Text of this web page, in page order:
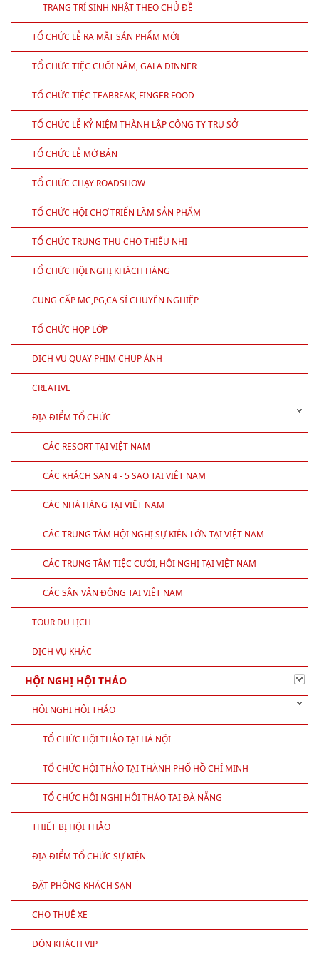
TRANG TRÍ SINH NHẬT THEO CHỦ ĐỀ
TỔ CHỨC LỄ RA MẮT SẢN PHẨM MỚI
TỔ CHỨC TIỆC CUỐI NĂM, GALA DINNER
TỔ CHỨC TIỆC TEABREAK, FINGER FOOD
TỔ CHỨC LỄ KỶ NIỆM THÀNH LẬP CÔNG TY TRỤ SỞ
TỔ CHỨC LỄ MỞ BÁN
TỔ CHỨC CHẠY ROADSHOW
TỔ CHỨC HỘI CHỢ TRIỂN LÃM SẢN PHẨM
TỔ CHỨC TRUNG THU CHO THIẾU NHI
TỔ CHỨC HỘI NGHỊ KHÁCH HÀNG
CUNG CẤP MC,PG,CA SĨ CHUYÊN NGHIỆP
TỔ CHỨC HỌP LỚP
DỊCH VỤ QUAY PHIM CHỤP ẢNH
CREATIVE
ĐỊA ĐIỂM TỔ CHỨC
CÁC RESORT TẠI VIỆT NAM
CÁC KHÁCH SẠN 4 - 5 SAO TẠI VIỆT NAM
CÁC NHÀ HÀNG TẠI VIỆT NAM
CÁC TRUNG TÂM HỘI NGHỊ SỰ KIỆN LỚN TẠI VIỆT NAM
CÁC TRUNG TÂM TIỆC CƯỚI, HỘI NGHỊ TẠI VIỆT NAM
CÁC SÂN VẬN ĐỘNG TẠI VIỆT NAM
TOUR DU LỊCH
DỊCH VỤ KHÁC
HỘI NGHỊ HỘI THẢO
HỘI NGHỊ HỘI THẢO
TỔ CHỨC HỘI THẢO TẠI HÀ NỘI
TỔ CHỨC HỘI THẢO TẠI THÀNH PHỐ HỒ CHÍ MINH
TỔ CHỨC HỘI NGHỊ HỘI THẢO TẠI ĐÀ NẴNG
THIẾT BỊ HỘI THẢO
ĐỊA ĐIỂM TỔ CHỨC SỰ KIỆN
ĐẶT PHÒNG KHÁCH SẠN
CHO THUÊ XE
ĐÓN KHÁCH VIP